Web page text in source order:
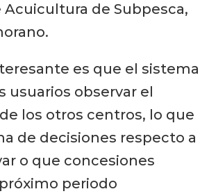
Acuicultura de Subpesca,
es que el sistema
usuarios observar el
los otros centros, lo que
de decisiones respecto a
o que concesiones
periodo